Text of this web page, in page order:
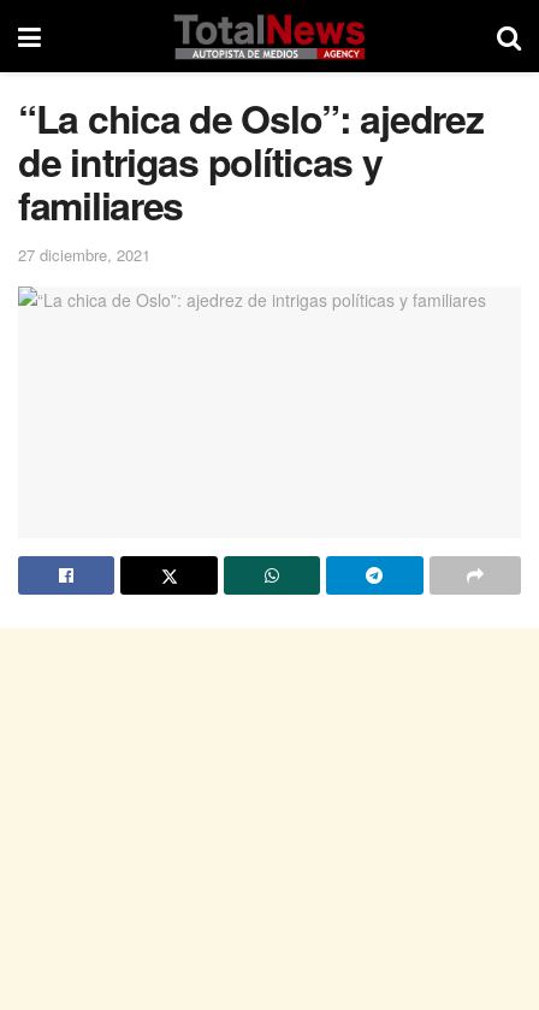
“La chica de Oslo”: ajedrez
de intrigas políticas y
familiares
27 diciembre, 2021